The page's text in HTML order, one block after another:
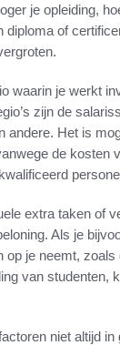
je opleiding,
diploma of
waarin je werkt
zijn de
andere. Het is
de kosten
extra taken of
Als je
op je neemt, zoals
van studenten,
niet altijd